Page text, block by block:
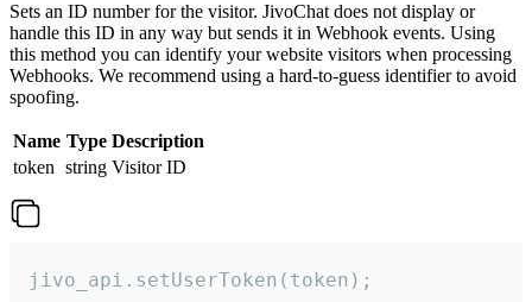
Sets an ID number for the visitor. JivoChat does not display or
handle this ID in any way but sends it in Webhook events. Using
this method you can identify your website visitors when processing
Webhooks. We recommend using a hard-to-guess identifier to avoid
spoofing.
Name Type Description
token string Visitor ID
jivo_api.setUserToken(token);